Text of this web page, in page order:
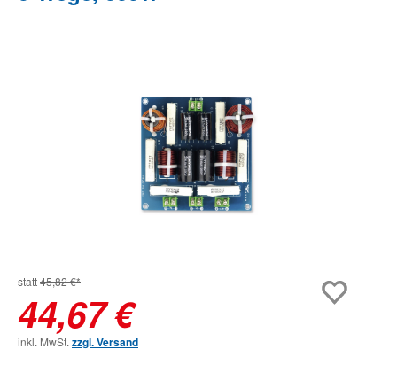
statt45,82 €*
44,67 €
inkl. MwSt. zzgl. Versand